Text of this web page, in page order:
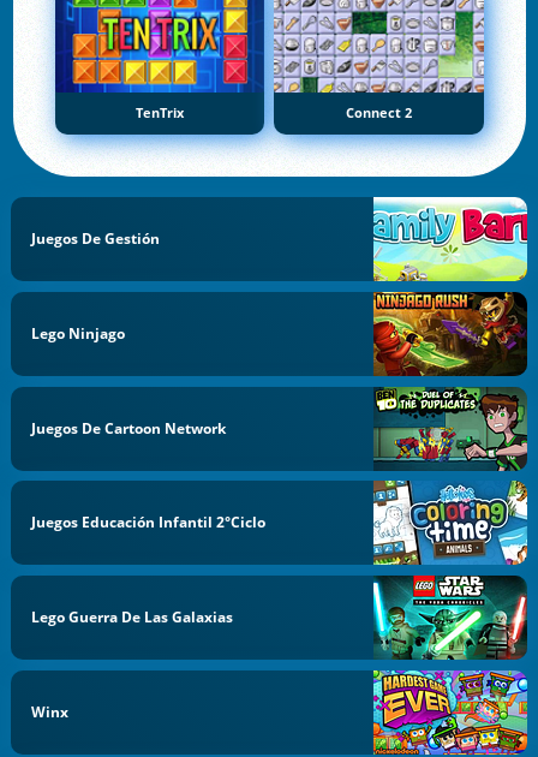
TenTrix Connect 2
Juegos De Gestión
Lego Ninjago
Juegos De Cartoon Network
Juegos Educación Infantil 2°Ciclo
Lego Guerra De Las Galaxias
Winx